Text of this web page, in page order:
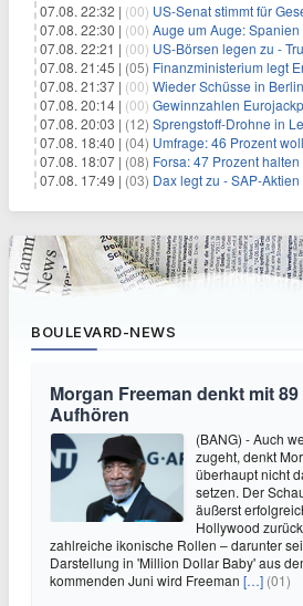
07.08. 22:32 | (00) US-Senat stimmt für
07.08. 22:30 | (00) Auge um Auge: Spanien
07.08. 22:21 | (00) US-Börsen legen zu - Trump geht
07.08. 21:45 | (05) Finanzministerium legt
07.08. 21:37 | (00) Wieder Schüsse in
07.08. 20:14 | (00) Gewinnzahlen
07.08. 20:03 | (12) Sprengstoff-Drohne in
07.08. 18:40 | (04) Umfrage: 46 Prozent wollen
07.08. 18:07 | (08) Forsa: 47 Prozent halten Merkel
07.08. 17:49 | (03) Dax legt zu - SAP-
BOULEVARD-NEWS
Morgan Freeman denkt mit
Aufhören
(BANG) - Auch
zugeht, denkt
überhaupt nicht
setzen. Der
äußerst
Hollywood
zahlreiche ikonische Rollen – darunter
Darstellung in 'Million Dollar Baby' aus
kommenden Juni wird Freeman […] (01)